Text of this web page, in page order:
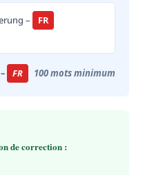
–
FR
FR 100 mots minimum
de correction :